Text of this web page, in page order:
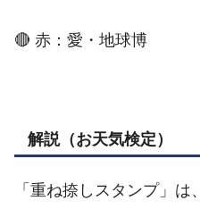
🔴 赤：愛・地球博
解説（お天気検定）
「重ね捺しスタンプ」